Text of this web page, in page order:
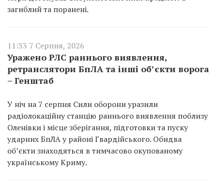
загиблий та поранені.
11:33 7 Серпня, 2026
Уражено РЛС раннього виявлення,
ретранслятори БпЛА та інші об’єкти ворога
– Генштаб
У ніч на 7 серпня Сили оборони уразили
радіолокаційну станцію раннього виявлення поблизу
Оленівки і місце зберігання, підготовки та пуску
ударних БпЛА у районі Гвардійського. Обидва
об’єкти знаходяться в тимчасово окупованому
українському Криму.